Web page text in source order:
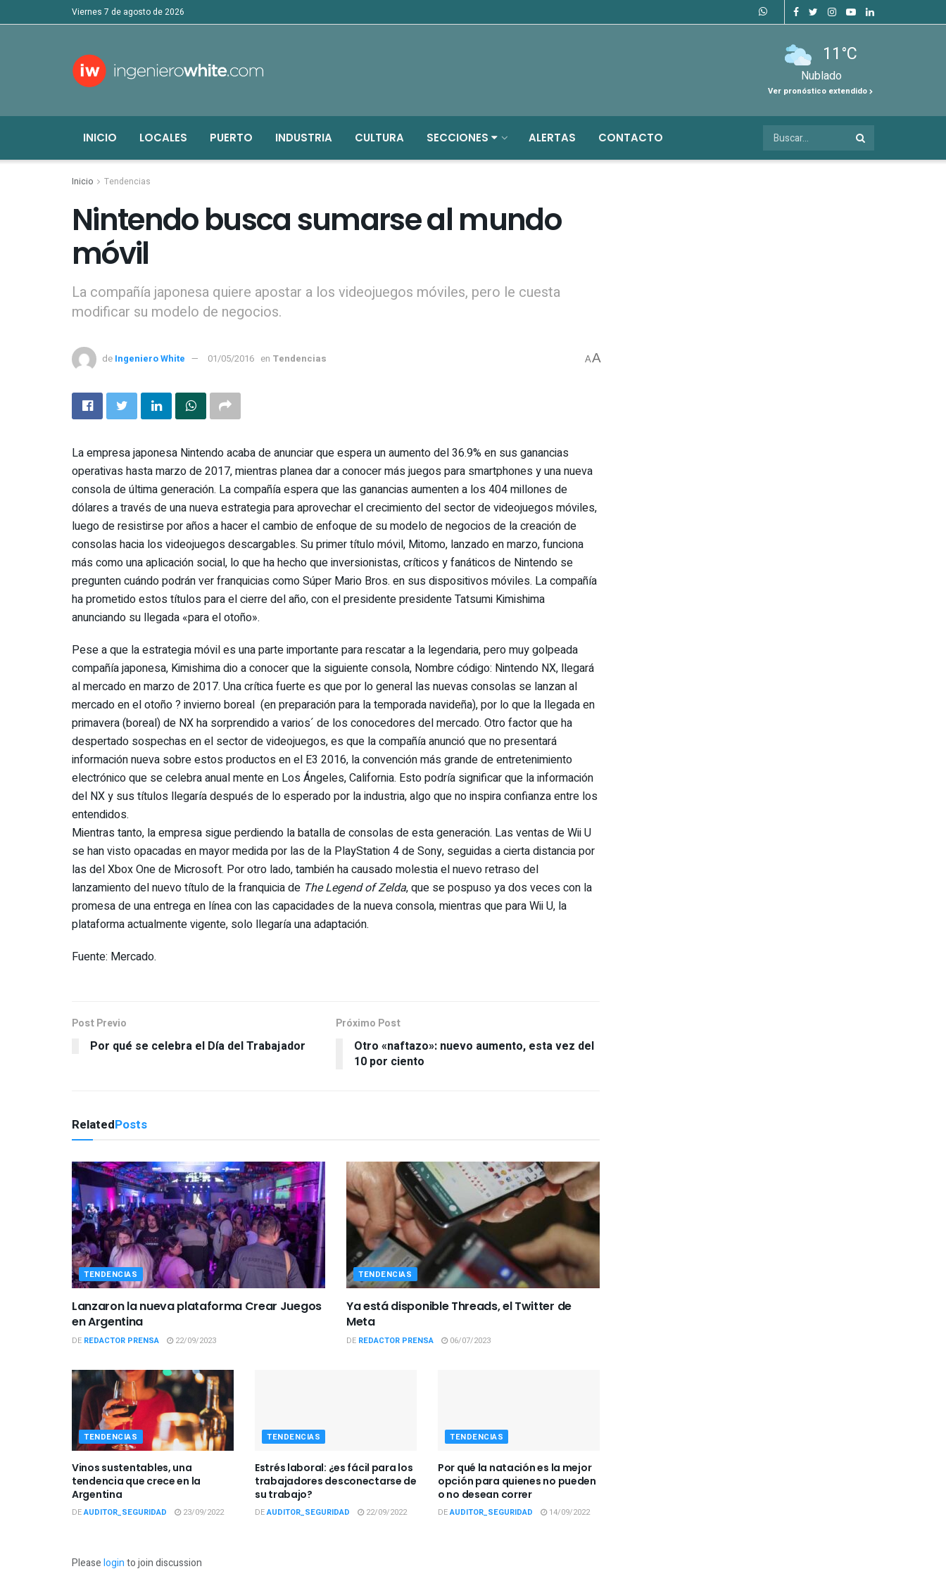
viernes 7 de agosto de 2026
11°C
Nublado
Ver pronóstico extendido
INICIO LOCALES PUERTO INDUSTRIA CULTURA SECCIONES ALERTAS CONTACTO
Inicio Tendencias
Nintendo busca sumarse al mundo
móvil
La compañía japonesa quiere apostar a los videojuegos móviles, pero le cuesta
modificar su modelo de negocios.
de Ingeniero White 01/05/2016 en Tendencias AA
La empresa japonesa Nintendo acaba de anunciar que espera un aumento del 36.9% en sus ganancias
operativas hasta marzo de 2017, mientras planea dar a conocer más juegos para smartphones y una nueva
consola de última generación. La compañía espera que las ganancias aumenten a los 404 millones de
dólares a través de una nueva estrategia para aprovechar el crecimiento del sector de videojuegos móviles,
luego de resistirse por años a hacer el cambio de enfoque de su modelo de negocios de la creación de
consolas hacia los videojuegos descargables. Su primer título móvil, Mitomo, lanzado en marzo, funciona
más como una aplicación social, lo que ha hecho que inversionistas, críticos y fanáticos de Nintendo se
pregunten cuándo podrán ver franquicias como Súper Mario Bros. en sus dispositivos móviles. La compañía
ha prometido estos títulos para el cierre del año, con el presidente presidente Tatsumi Kimishima
anunciando su llegada «para el otoño».
Pese a que la estrategia móvil es una parte importante para rescatar a la legendaria, pero muy golpeada
compañía japonesa, Kimishima dio a conocer que la siguiente consola, Nombre código: Nintendo NX, llegará
al mercado en marzo de 2017. Una crítica fuerte es que por lo general las nuevas consolas se lanzan al
mercado en el otoño ? invierno boreal (en preparación para la temporada navideña), por lo que la llegada en
primavera (boreal) de NX ha sorprendido a varios´ de los conocedores del mercado. Otro factor que ha
despertado sospechas en el sector de videojuegos, es que la compañía anunció que no presentará
información nueva sobre estos productos en el E3 2016, la convención más grande de entretenimiento
electrónico que se celebra anual mente en Los Ángeles, California. Esto podría significar que la información
del NX y sus títulos llegaría después de lo esperado por la industria, algo que no inspira confianza entre los
entendidos.
Mientras tanto, la empresa sigue perdiendo la batalla de consolas de esta generación. Las ventas de Wii U
se han visto opacadas en mayor medida por las de la PlayStation 4 de Sony, seguidas a cierta distancia por
las del Xbox One de Microsoft. Por otro lado, también ha causado molestia el nuevo retraso del
lanzamiento del nuevo título de la franquicia de The Legend of Zelda, que se pospuso ya dos veces con la
promesa de una entrega en línea con las capacidades de la nueva consola, mientras que para Wii U, la
plataforma actualmente vigente, solo llegaría una adaptación.
Fuente: Mercado.
Post Previo
Por qué se celebra el Día del Trabajador
Próximo Post
Otro «naftazo»: nuevo aumento, esta vez del
10 por ciento
RelatedPosts
TENDENCIAS
Lanzaron la nueva plataforma Crear Juegos
en Argentina
DE REDACTOR PRENSA 22/09/2023
TENDENCIAS
Ya está disponible Threads, el Twitter de
Meta
DE REDACTOR PRENSA 06/07/2023
TENDENCIAS
Vinos sustentables, una
tendencia que crece en la
Argentina
DEAUDITOR_SEGURIDAD 23/09/2022
TENDENCIAS
Estrés laboral: ¿es fácil para los
trabajadores desconectarse de
su trabajo?
DEAUDITOR_SEGURIDAD 22/09/2022
TENDENCIAS
Por qué la natación es la mejor
opción para quienes no pueden
o no desean correr
DEAUDITOR_SEGURIDAD 14/09/2022
Pleaseloginto join discussion